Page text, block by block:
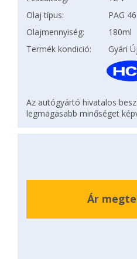
Olaj típus:
PAG 46
Olajmennyiség:
180ml
Termék kondició:
Gyári Új
Az autógyártó hivatalos
legmagasabb minőséget
Ár